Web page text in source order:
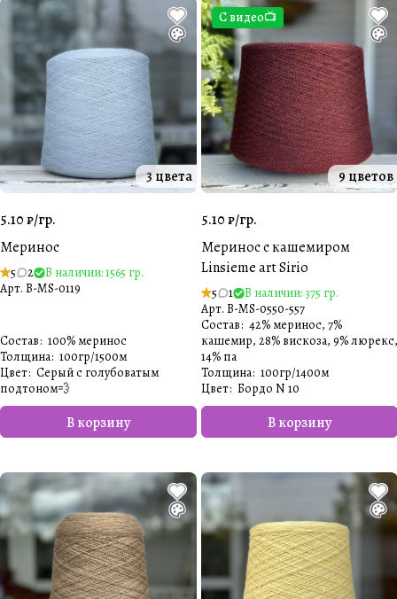
3 цвета
5.10 ₽/гр.
Меринос
5 2
В наличии: 1565 гр.
Арт. B-MS-0119
В корзину
Состав: 100% меринос
Толщина: 100гр/1500м
Цвет: Серый с голубоватым
подтоном💨
С видео📺
9 цветов
5.10 ₽/гр.
Меринос с кашемиром
Linsieme art Sirio
5 1
В наличии: 375 гр.
Арт. B-MS-0550-557
В корзину
Состав: 42% меринос, 7%
кашемир, 28% вискоза, 9% люрекс,
14% па
Толщина: 100гр/1400м
Цвет: Бордо N 10